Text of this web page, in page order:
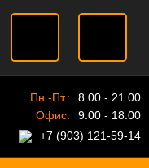
Пн.-Пт.:
8.00 - 21.00
Офис:
9.00 - 18.00
+7 (903) 121-59-14